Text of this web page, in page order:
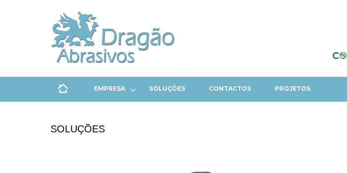
EMPRESA SOLUÇÕES CONTACTOS PROJETOS
SOLUÇÕES